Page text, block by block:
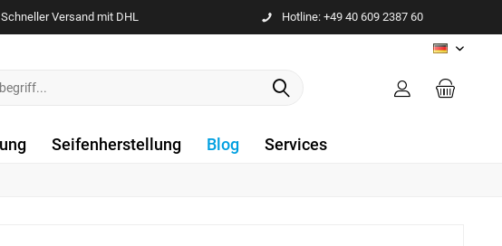
Schneller Versand mit DHL Hotline: +49 40 609 2387 60
DE
Seifenherstellung Blog Services